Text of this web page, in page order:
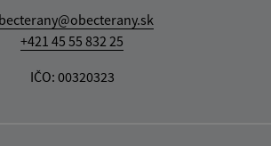
+421 45 55 832 25
IČO: 00320323